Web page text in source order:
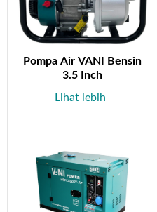
Pompa Air VANI Bensin
3.5 Inch
Lihat lebih